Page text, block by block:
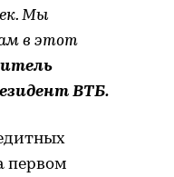
Мы
в этот
ВТБ.
первом